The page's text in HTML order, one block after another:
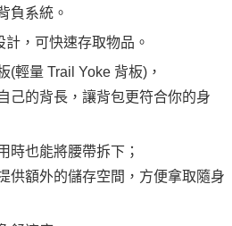
負系統。
，可快速存取物品。
(輕量 Trail Yoke 背板)，
己的背長，讓背包更符合你的身
時也能將腰帶拆下；
供額外的儲存空間，方便拿取隨身